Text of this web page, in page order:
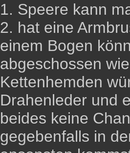
1. Speere kann
2. hat eine
einem Bogen
abgeschossen
Kettenhemden
Drahenleder und
beides keine
gegebenfalls in